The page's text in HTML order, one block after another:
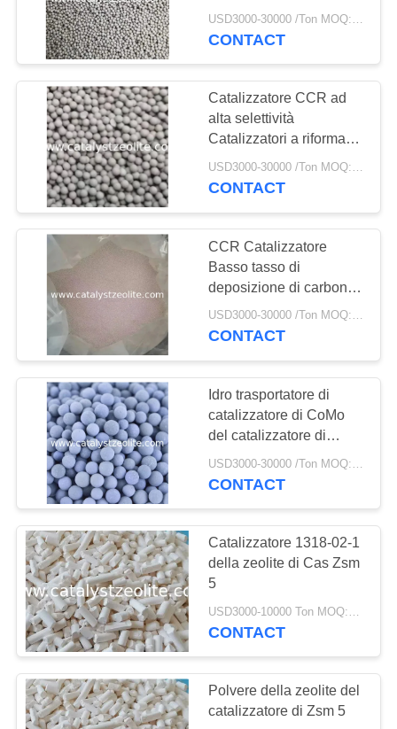
Catalizzatore di
idrotrattamento
Deoxidizer
Catalizzatore
Dehydrogenating
10
Sposti il
catalizzatore
49
continuo Catalizzatore
Pt
USD3000-30000 /Ton MOQ:1 chilogrammo
CONTACT
Catalizzatore CCR ad
alta selettività
Catalizzatori a riforma
continua Sfere
USD3000-30000 /Ton MOQ:1 chilogrammo
CONTACT
CCR Catalizzatore
Basso tasso di
deposizione di carbonio
Catalizzatori di riforma
continua Pt
USD3000-30000 /Ton MOQ:1 chilogrammo
CONTACT
Idro trasportatore di
catalizzatore di CoMo
del catalizzatore di
desolforazione di CoMo
per Depolyerization di
CONTACT
Catalizzatore 1318-02-1
della zeolite di Cas Zsm
5
CONTACT
Polvere della zeolite del
catalizzatore di Zsm 5